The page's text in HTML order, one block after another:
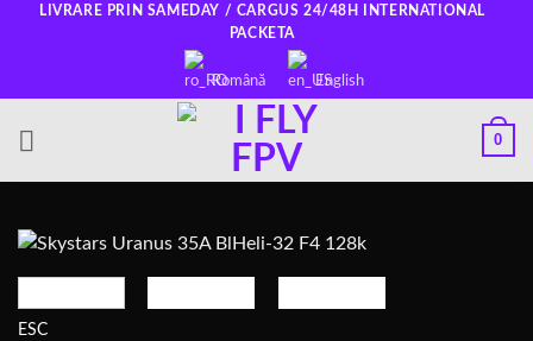
LIVRARE PRIN SAMEDAY / CARGUS 24/48H INTERNATIONAL
PACKETA
Română English
0
ESC